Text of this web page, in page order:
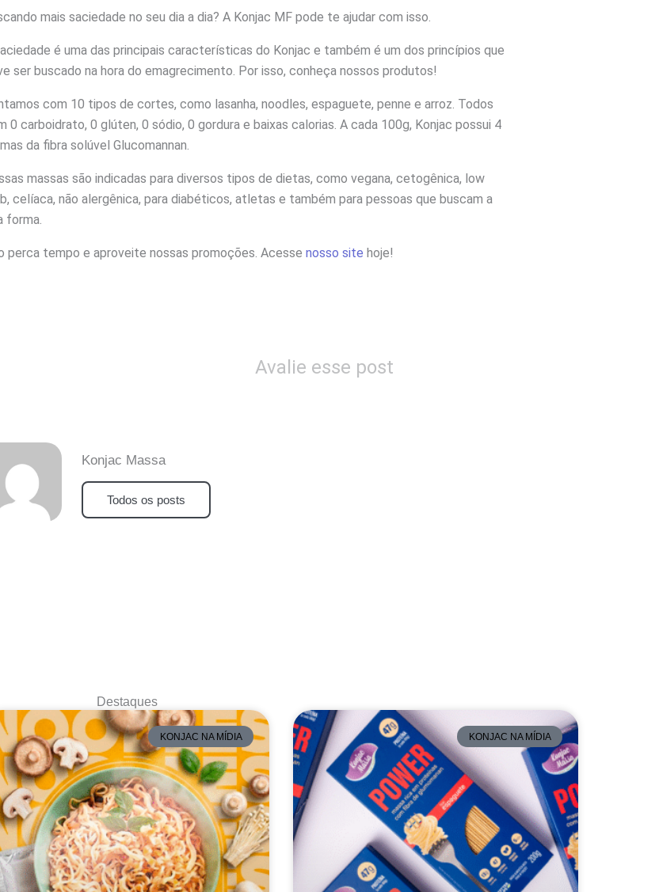
mais saciedade no seu dia a dia? A Konjac MF pode te ajudar com isso.
é uma das principais características do Konjac e também é um dos princípios que
ser buscado na hora do emagrecimento. Por isso, conheça nossos produtos!
com 10 tipos de cortes, como lasanha, noodles, espaguete, penne e arroz. Todos
0 carboidrato, 0 glúten, 0 sódio, 0 gordura e baixas calorias. A cada 100g, Konjac possui 4
da fibra solúvel Glucomannan.
massas são indicadas para diversos tipos de dietas, como vegana, cetogênica, low
celíaca, não alergênica, para diabéticos, atletas e também para pessoas que buscam a
forma.
perca tempo e aproveite nossas promoções. Acesse nosso site hoje!
Avalie esse post
Konjac Massa
Todos os posts
Destaques
KONJAC NA MÍDIA KONJAC NA MÍDIA